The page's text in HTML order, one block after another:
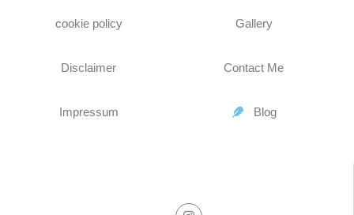
cookie policy
Disclaimer
Impressum
Gallery
Contact Me
Blog